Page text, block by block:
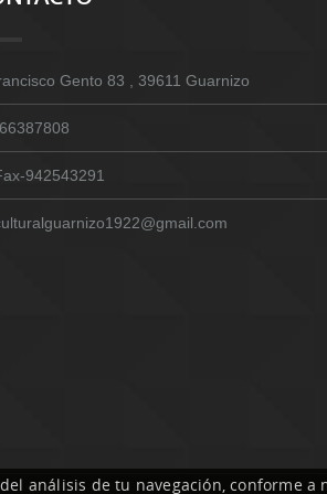
Gento 83 , 39611 Guarnizo
942543291
análisis de tu navegación, conforme a